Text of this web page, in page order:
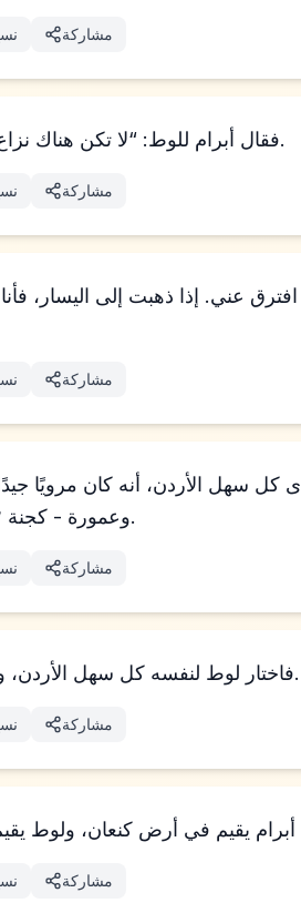
مشاركة
فقال أبرام للوط: “لا تكن هناك نزاع بيني وبينك، وبين رعاتي ورعاتك، لأننا إخوة.
مشاركة
مشاركة
كل سهل الأردن، أنه كان
وعمورة - كجنة 𐤉𐤄𐤅𐤄، كأرض مصر عندما تذهب نحو صوغر.
مشاركة
فاختار لوط لنفسه كل سهل الأردن، وانتقل لوط شرقًا. وهكذا افترقا عن بعضهما.
مشاركة
مشاركة